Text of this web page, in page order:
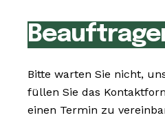
Bitte warten Sie nicht,
füllen Sie das
einen Termin zu